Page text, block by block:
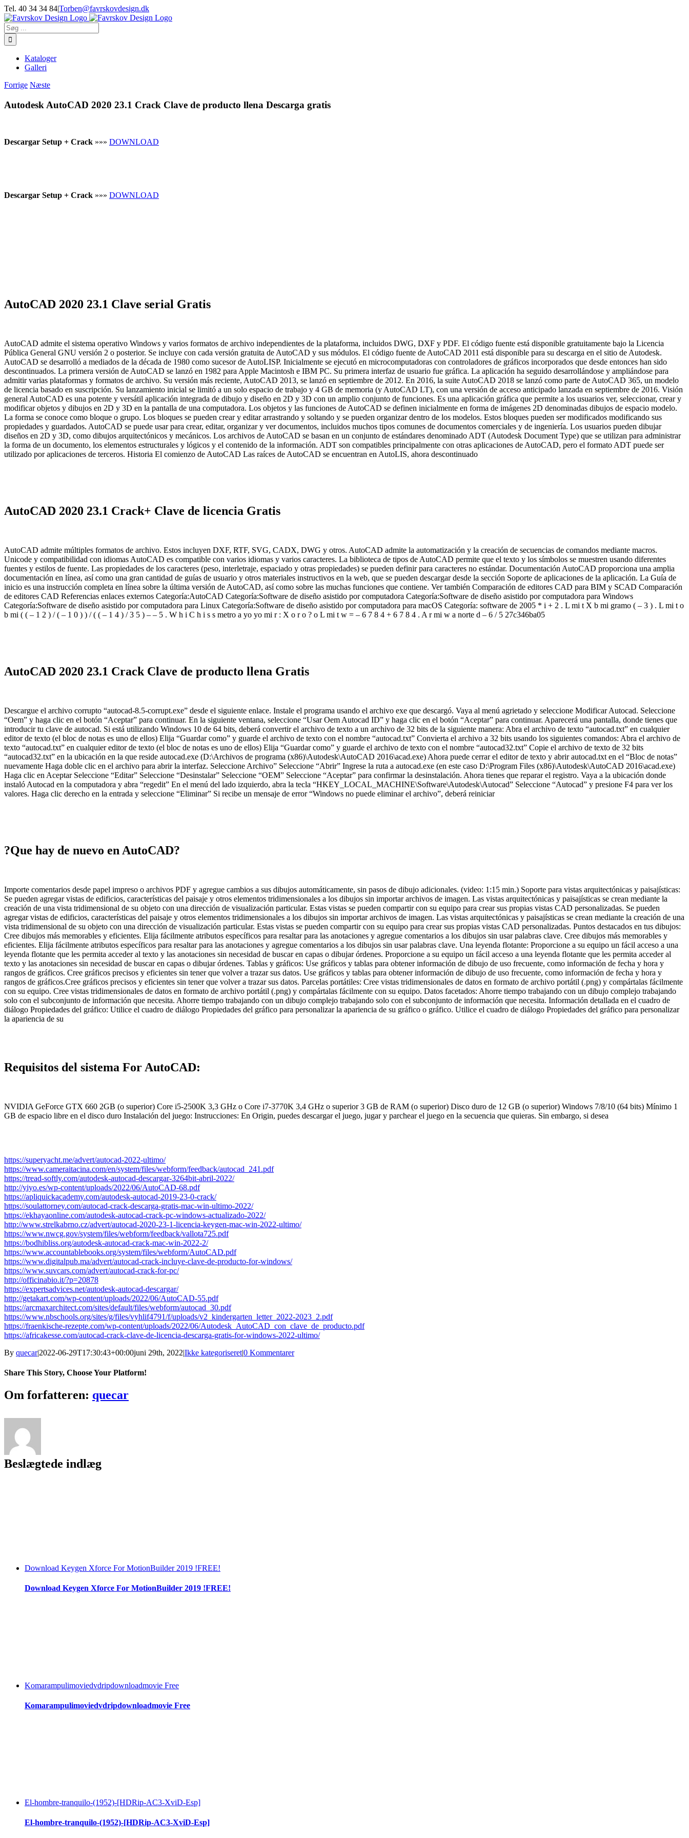
Skip
to
content
Tel. 40 34 34 84|Torben@favrskovdesign.dk
Søg
efter:
Kataloger
Galleri
Forrige Næste
Autodesk AutoCAD 2020 23.1 Crack Clave de producto llena Descarga gratis
Descargar Setup + Crack »»» DOWNLOAD
Descargar Setup + Crack »»» DOWNLOAD
AutoCAD 2020 23.1 Clave serial Gratis
AutoCAD admite el sistema operativo Windows y varios formatos de archivo independientes de la plataforma, incluidos DWG, DXF y PDF. El código fuente está disponible gratuitamente bajo la Licencia
Pública General GNU versión 2 o posterior. Se incluye con cada versión gratuita de AutoCAD y sus módulos. El código fuente de AutoCAD 2011 está disponible para su descarga en el sitio de Autodesk.
AutoCAD se desarrolló a mediados de la década de 1980 como sucesor de AutoLISP. Inicialmente se ejecutó en microcomputadoras con controladores de gráficos incorporados que desde entonces han sido
descontinuados. La primera versión de AutoCAD se lanzó en 1982 para Apple Macintosh e IBM PC. Su primera interfaz de usuario fue gráfica. La aplicación ha seguido desarrollándose y ampliándose para
admitir varias plataformas y formatos de archivo. Su versión más reciente, AutoCAD 2013, se lanzó en septiembre de 2012. En 2016, la suite AutoCAD 2018 se lanzó como parte de AutoCAD 365, un modelo
de licencia basado en suscripción. Su lanzamiento inicial se limitó a un solo espacio de trabajo y 4 GB de memoria (y AutoCAD LT), con una versión de acceso anticipado lanzada en septiembre de 2016. Visión
general AutoCAD es una potente y versátil aplicación integrada de dibujo y diseño en 2D y 3D con un amplio conjunto de funciones. Es una aplicación gráfica que permite a los usuarios ver, seleccionar, crear y
modificar objetos y dibujos en 2D y 3D en la pantalla de una computadora. Los objetos y las funciones de AutoCAD se definen inicialmente en forma de imágenes 2D denominadas dibujos de espacio modelo.
La forma se conoce como bloque o grupo. Los bloques se pueden crear y editar arrastrando y soltando y se pueden organizar dentro de los modelos. Estos bloques pueden ser modificados modificando sus
propiedades y guardados. AutoCAD se puede usar para crear, editar, organizar y ver documentos, incluidos muchos tipos comunes de documentos comerciales y de ingeniería. Los usuarios pueden dibujar
diseños en 2D y 3D, como dibujos arquitectónicos y mecánicos. Los archivos de AutoCAD se basan en un conjunto de estándares denominado ADT (Autodesk Document Type) que se utilizan para administrar
la forma de un documento, los elementos estructurales y lógicos y el contenido de la información. ADT son compatibles principalmente con otras aplicaciones de AutoCAD, pero el formato ADT puede ser
utilizado por aplicaciones de terceros. Historia El comienzo de AutoCAD Las raíces de AutoCAD se encuentran en AutoLIS, ahora descontinuado
AutoCAD 2020 23.1 Crack+ Clave de licencia Gratis
AutoCAD admite múltiples formatos de archivo. Estos incluyen DXF, RTF, SVG, CADX, DWG y otros. AutoCAD admite la automatización y la creación de secuencias de comandos mediante macros.
Unicode y compatibilidad con idiomas AutoCAD es compatible con varios idiomas y varios caracteres. La biblioteca de tipos de AutoCAD permite que el texto y los símbolos se muestren usando diferentes
fuentes y estilos de fuente. Las propiedades de los caracteres (peso, interletraje, espaciado y otras propiedades) se pueden definir para caracteres no estándar. Documentación AutoCAD proporciona una amplia
documentación en línea, así como una gran cantidad de guías de usuario y otros materiales instructivos en la web, que se pueden descargar desde la sección Soporte de aplicaciones de la aplicación. La Guía de
inicio es una instrucción completa en línea sobre la última versión de AutoCAD, así como sobre las muchas funciones que contiene. Ver también Comparación de editores CAD para BIM y SCAD Comparación
de editores CAD Referencias enlaces externos Categoría:AutoCAD Categoría:Software de diseño asistido por computadora Categoría:Software de diseño asistido por computadora para Windows
Categoría:Software de diseño asistido por computadora para Linux Categoría:Software de diseño asistido por computadora para macOS Categoría: software de 2005 * i + 2 . L mi t X b mi gramo ( – 3 ) . L mi t o
b mi ( ( – 1 2 ) / ( – 1 0 ) ) / ( ( – 1 4 ) / 3 5 ) – – 5 . W h i C h i s s metro a yo yo mi r : X o r o ? o L mi t w = – 6 7 8 4 + 6 7 8 4 . A r mi w a norte d – 6 / 5 27c346ba05
AutoCAD 2020 23.1 Crack Clave de producto llena Gratis
Descargue el archivo corrupto “autocad-8.5-corrupt.exe” desde el siguiente enlace. Instale el programa usando el archivo exe que descargó. Vaya al menú agrietado y seleccione Modificar Autocad. Seleccione
“Oem” y haga clic en el botón “Aceptar” para continuar. En la siguiente ventana, seleccione “Usar Oem Autocad ID” y haga clic en el botón “Aceptar” para continuar. Aparecerá una pantalla, donde tienes que
introducir tu clave de autocad. Si está utilizando Windows 10 de 64 bits, deberá convertir el archivo de texto a un archivo de 32 bits de la siguiente manera: Abra el archivo de texto “autocad.txt” en cualquier
editor de texto (el bloc de notas es uno de ellos) Elija “Guardar como” y guarde el archivo de texto con el nombre “autocad.txt” Convierta el archivo a 32 bits usando los siguientes comandos: Abra el archivo de
texto “autocad.txt” en cualquier editor de texto (el bloc de notas es uno de ellos) Elija “Guardar como” y guarde el archivo de texto con el nombre “autocad32.txt” Copie el archivo de texto de 32 bits
“autocad32.txt” en la ubicación en la que reside autocad.exe (D:\Archivos de programa (x86)\Autodesk\AutoCAD 2016\acad.exe) Ahora puede cerrar el editor de texto y abrir autocad.txt en el “Bloc de notas”
nuevamente Haga doble clic en el archivo para abrir la interfaz. Seleccione Archivo” Seleccione “Abrir” Ingrese la ruta a autocad.exe (en este caso D:\Program Files (x86)\Autodesk\AutoCAD 2016\acad.exe)
Haga clic en Aceptar Seleccione “Editar” Seleccione “Desinstalar” Seleccione “OEM” Seleccione “Aceptar” para confirmar la desinstalación. Ahora tienes que reparar el registro. Vaya a la ubicación donde
instaló Autocad en la computadora y abra “regedit” En el menú del lado izquierdo, abra la tecla “HKEY_LOCAL_MACHINE\Software\Autodesk\Autocad” Seleccione “Autocad” y presione F4 para ver los
valores. Haga clic derecho en la entrada y seleccione “Eliminar” Si recibe un mensaje de error “Windows no puede eliminar el archivo”, deberá reiniciar
?Que hay de nuevo en AutoCAD?
Importe comentarios desde papel impreso o archivos PDF y agregue cambios a sus dibujos automáticamente, sin pasos de dibujo adicionales. (video: 1:15 min.) Soporte para vistas arquitectónicas y paisajísticas:
Se pueden agregar vistas de edificios, características del paisaje y otros elementos tridimensionales a los dibujos sin importar archivos de imagen. Las vistas arquitectónicas y paisajísticas se crean mediante la
creación de una vista tridimensional de su objeto con una dirección de visualización particular. Estas vistas se pueden compartir con su equipo para crear sus propias vistas CAD personalizadas. Se pueden
agregar vistas de edificios, características del paisaje y otros elementos tridimensionales a los dibujos sin importar archivos de imagen. Las vistas arquitectónicas y paisajísticas se crean mediante la creación de una
vista tridimensional de su objeto con una dirección de visualización particular. Estas vistas se pueden compartir con su equipo para crear sus propias vistas CAD personalizadas. Puntos destacados en tus dibujos:
Cree dibujos más memorables y eficientes. Elija fácilmente atributos específicos para resaltar para las anotaciones y agregue comentarios a los dibujos sin usar palabras clave. Cree dibujos más memorables y
eficientes. Elija fácilmente atributos específicos para resaltar para las anotaciones y agregue comentarios a los dibujos sin usar palabras clave. Una leyenda flotante: Proporcione a su equipo un fácil acceso a una
leyenda flotante que les permita acceder al texto y las anotaciones sin necesidad de buscar en capas o dibujar órdenes. Proporcione a su equipo un fácil acceso a una leyenda flotante que les permita acceder al
texto y las anotaciones sin necesidad de buscar en capas o dibujar órdenes. Tablas y gráficos: Use gráficos y tablas para obtener información de dibujo de uso frecuente, como información de fecha y hora y
rangos de gráficos. Cree gráficos precisos y eficientes sin tener que volver a trazar sus datos. Use gráficos y tablas para obtener información de dibujo de uso frecuente, como información de fecha y hora y
rangos de gráficos.Cree gráficos precisos y eficientes sin tener que volver a trazar sus datos. Parcelas portátiles: Cree vistas tridimensionales de datos en formato de archivo portátil (.png) y compártalas fácilmente
con su equipo. Cree vistas tridimensionales de datos en formato de archivo portátil (.png) y compártalas fácilmente con su equipo. Datos facetados: Ahorre tiempo trabajando con un dibujo complejo trabajando
solo con el subconjunto de información que necesita. Ahorre tiempo trabajando con un dibujo complejo trabajando solo con el subconjunto de información que necesita. Información detallada en el cuadro de
diálogo Propiedades del gráfico: Utilice el cuadro de diálogo Propiedades del gráfico para personalizar la apariencia de su gráfico o gráfico. Utilice el cuadro de diálogo Propiedades del gráfico para personalizar
la apariencia de su
Requisitos del sistema For AutoCAD:
NVIDIA GeForce GTX 660 2GB (o superior) Core i5-2500K 3,3 GHz o Core i7-3770K 3,4 GHz o superior 3 GB de RAM (o superior) Disco duro de 12 GB (o superior) Windows 7/8/10 (64 bits) Mínimo 1
GB de espacio libre en el disco duro Instalación del juego: Instrucciones: En Origin, puedes descargar el juego, jugar y parchear el juego en la secuencia que quieras. Sin embargo, si desea
https://superyacht.me/advert/autocad-2022-ultimo/
https://www.cameraitacina.com/en/system/files/webform/feedback/autocad_241.pdf
https://tread-softly.com/autodesk-autocad-descargar-3264bit-abril-2022/
http://yiyo.es/wp-content/uploads/2022/06/AutoCAD-68.pdf
https://apliquickacademy.com/autodesk-autocad-2019-23-0-crack/
https://soulattorney.com/autocad-crack-descarga-gratis-mac-win-ultimo-2022/
https://ekhayaonline.com/autodesk-autocad-crack-pc-windows-actualizado-2022/
http://www.strelkabrno.cz/advert/autocad-2020-23-1-licencia-keygen-mac-win-2022-ultimo/
https://www.nwcg.gov/system/files/webform/feedback/vallota725.pdf
https://bodhibliss.org/autodesk-autocad-crack-mac-win-2022-2/
https://www.accountablebooks.org/system/files/webform/AutoCAD.pdf
https://www.digitalpub.ma/advert/autocad-crack-incluye-clave-de-producto-for-windows/
https://www.suvcars.com/advert/autocad-crack-for-pc/
http://officinabio.it/?p=20878
https://expertsadvices.net/autodesk-autocad-descargar/
http://getakart.com/wp-content/uploads/2022/06/AutoCAD-55.pdf
https://arcmaxarchitect.com/sites/default/files/webform/autocad_30.pdf
https://www.nbschools.org/sites/g/files/vyhlif4791/f/uploads/v2_kindergarten_letter_2022-2023_2.pdf
https://fraenkische-rezepte.com/wp-content/uploads/2022/06/Autodesk_AutoCAD_con_clave_de_producto.pdf
https://africakesse.com/autocad-crack-clave-de-licencia-descarga-gratis-for-windows-2022-ultimo/
By quecar|2022-06-29T17:30:43+00:00juni 29th, 2022|Ikke kategoriseret|0 Kommentarer
Share This Story, Choose Your Platform!
Facebook
Twitter
LinkedIn
Reddit
Tumblr
Pinterest
Vk
Email
Om forfatteren: quecar
Beslægtede indlæg
Download Keygen Xforce For MotionBuilder 2019 !FREE!
Download Keygen Xforce For MotionBuilder 2019 !FREE!
Komarampulimoviedvdripdownloadmovie Free
Komarampulimoviedvdripdownloadmovie Free
El-hombre-tranquilo-(1952)-[HDRip-AC3-XviD-Esp]
El-hombre-tranquilo-(1952)-[HDRip-AC3-XviD-Esp]